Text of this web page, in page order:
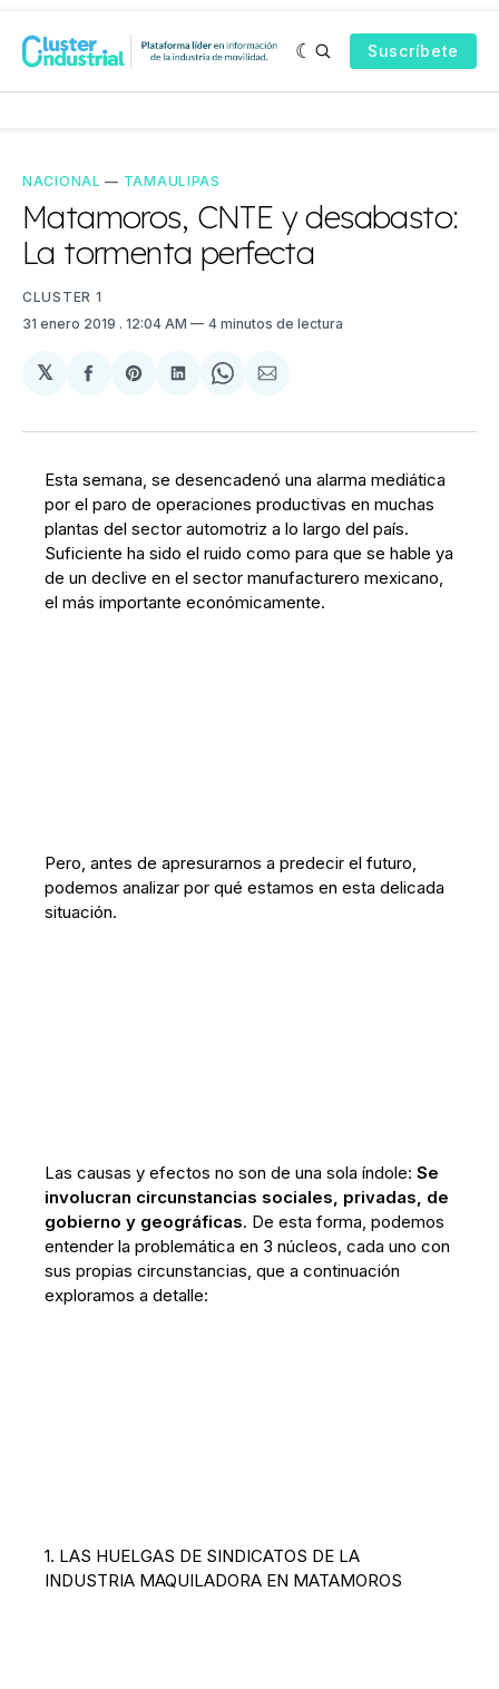
Suscríbete
NACIONAL — TAMAULIPAS
Matamoros, CNTE y desabasto:
La tormenta perfecta
CLUSTER 1
31 enero 2019 . 12:04 AM 4 minutos de lectura
𝕏
Compartir
Facebook
Share
Pinterest
Compartir
LinkedIn
Share
WhatsApp
Compartir
Email
Esta semana, se desencadenó una alarma mediática
por el paro de operaciones productivas en muchas
plantas del sector automotriz a lo largo del país.
Suficiente ha sido el ruido como para que se hable ya
de un declive en el sector manufacturero mexicano,
el más importante económicamente.
Pero, antes de apresurarnos a predecir el futuro,
podemos analizar por qué estamos en esta delicada
situación.
Las causas y efectos no son de una sola índole: Se
involucran circunstancias sociales, privadas, de
gobierno y geográficas. De esta forma, podemos
entender la problemática en 3 núcleos, cada uno con
sus propias circunstancias, que a continuación
exploramos a detalle:
1. LAS HUELGAS DE SINDICATOS DE LA
INDUSTRIA MAQUILADORA EN MATAMOROS